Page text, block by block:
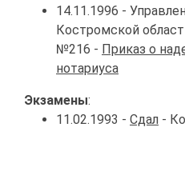
14.11.1996 -
Костромской
№216 - Приказ о
нотариуса
Экзамены:
11.02.1993 - Сдал -